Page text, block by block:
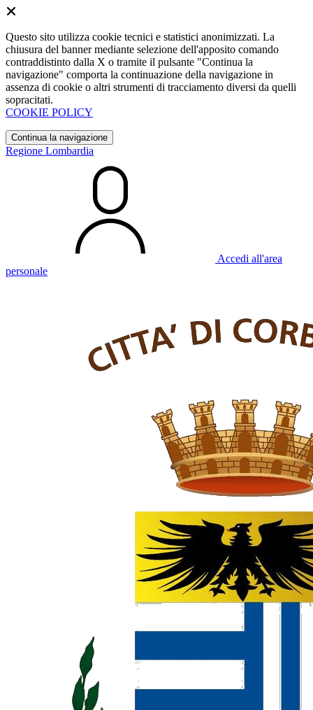
Questo sito utilizza cookie tecnici e statistici anonimizzati. La
chiusura del banner mediante selezione dell'apposito comando
contraddistinto dalla X o tramite il pulsante "Continua la
navigazione" comporta la continuazione della navigazione in
assenza di cookie o altri strumenti di tracciamento diversi da quelli
sopracitati.
COOKIE POLICY
Continua la navigazione
Regione Lombardia
Accedi all'area
personale